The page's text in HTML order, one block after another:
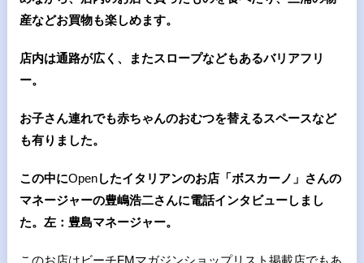
産などお買物も楽しめます。
店内は通路が広く、またスロープなどもあるバリアフリ
ー。
お子さん連れでも赤ちゃんのおむつを替えるスペースなど
も有りました。
この中にOpenしたイタリアンのお店「ボスカーノ」さんの
マネージャーの豊嶋浩二さんに電話インタビューしまし
た。左：豊島マネージャー。
このお店はビーチFMマガジンショップリスト掲載店でもあ